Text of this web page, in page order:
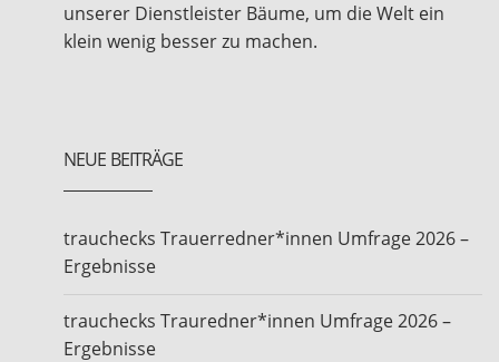
unserer Dienstleister Bäume, um die Welt ein
klein wenig besser zu machen.
NEUE BEITRÄGE
trauchecks Trauerredner*innen Umfrage 2026 –
Ergebnisse
trauchecks Trauredner*innen Umfrage 2026 –
Ergebnisse